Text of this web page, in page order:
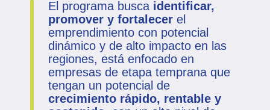
El programa busca identificar,
promover y fortalecer el
emprendimiento con potencial
dinámico y de alto impacto en las
regiones, está enfocado en
empresas de etapa temprana que
tengan un potencial de
crecimiento rápido, rentable y